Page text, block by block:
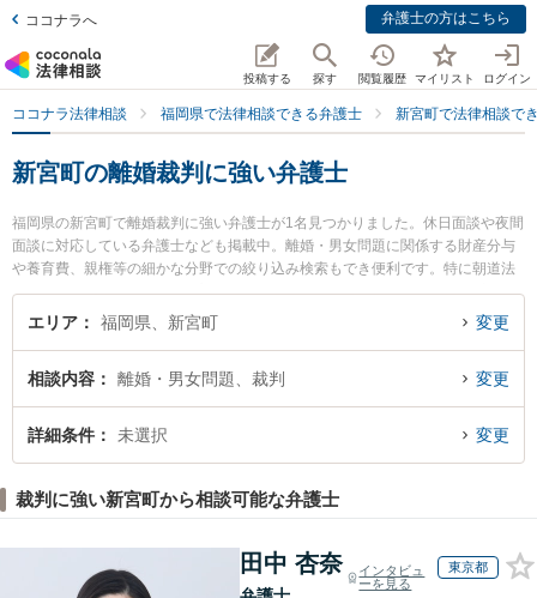
ココナラへ 弁護士の方はこちら
投稿する 探す 閲覧履歴 マイリスト ログイン
ココナラ法律相談 福岡県で法律相談できる弁護士 新宮町で法律相談で
新宮町の離婚裁判に強い弁護士
福岡県の新宮町で離婚裁判に強い弁護士が1名見つかりました。休日面談や夜間
面談に対応している弁護士なども掲載中。離婚・男女問題に関係する財産分与
や養育費、親権等の細かな分野での絞り込み検索もでき便利です。特に朝道法
律事務所の因 史礼弁護士のプロフィール情報や弁護士費用、強みなどが注目さ
れています。『新宮町で土日や夜間に発生した離婚裁判のトラブルを今すぐに
相談予約したい』などでお困りの相談者さんにおすすめです。
エリア 福岡県、新宮町 変更
相談内容 離婚・男女問題、裁判 変更
詳細条件 未選択 変更
裁判に強い新宮町から相談可能な弁護士
田中 杏奈
インタビュ
ーを見る
東京都